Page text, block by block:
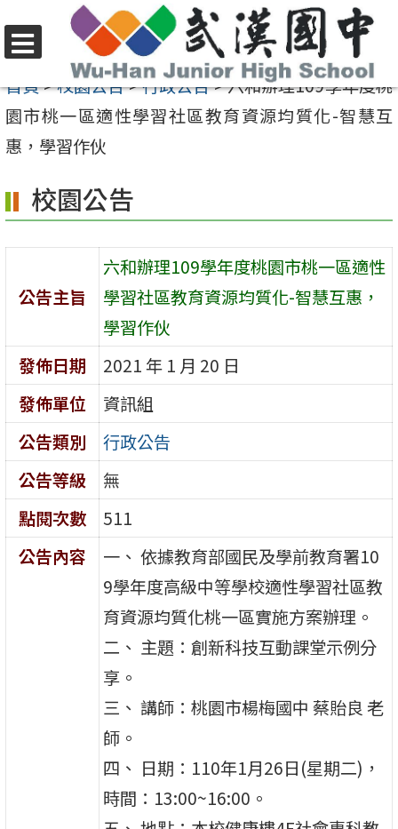
至
要
內
區
選
單
首頁>校園公告>行政公告>六和辦理109學年度桃
園市桃一區適性學習社區教育資源均質化-智慧互
惠，學習作伙
校園公告
公告主旨
六和辦理109學年度桃園市桃一區適性
學習社區教育資源均質化-智慧互惠，
學習作伙
發佈日期
2021 年 1 月 20 日
發佈單位
資訊組
公告類別
行政公告
公告等級
無
點閱次數
511
公告內容
一、 依據教育部國民及學前教育署10
9學年度高級中等學校適性學習社區教
育資源均質化桃一區實施方案辦理。
二、 主題：創新科技互動課堂示例分
享。
三、 講師：桃園市楊梅國中 蔡貽良 老
師。
四、 日期：110年1月26日(星期二)，
時間：13:00~16:00。